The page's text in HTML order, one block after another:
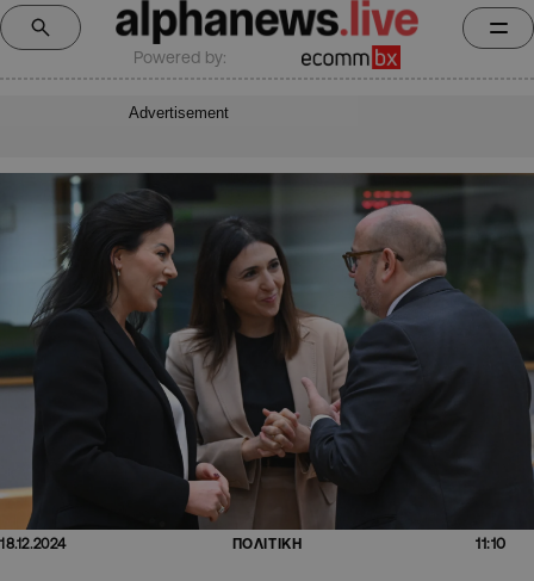
Powered by:
Advertisement
18.12.2024 ΠΟΛΙΤΙΚΗ 11:10